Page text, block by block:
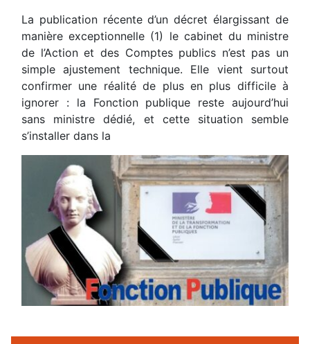
La publication récente d’un décret élargissant de
manière exceptionnelle (1) le cabinet du ministre
de l’Action et des Comptes publics n’est pas un
simple ajustement technique. Elle vient surtout
confirmer une réalité de plus en plus difficile à
ignorer : la Fonction publique reste aujourd’hui
sans ministre dédié, et cette situation semble
s’installer dans la